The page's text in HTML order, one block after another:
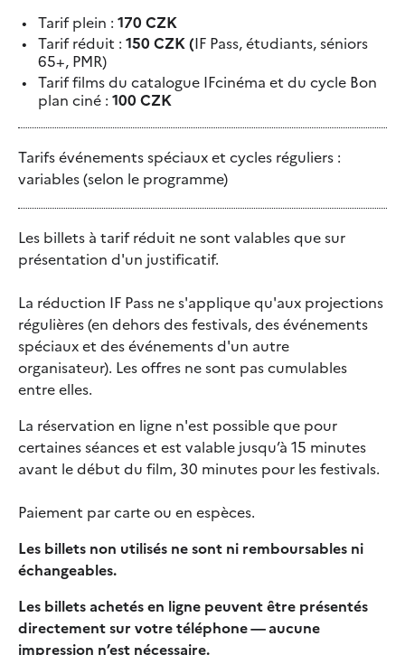
Tarif plein : 170 CZK
Tarif réduit : 150 CZK (IF Pass, étudiants, séniors
65+, PMR)
Tarif films du catalogue IFcinéma et du cycle Bon
plan ciné : 100 CZK
Tarifs événements spéciaux et cycles réguliers :
variables (selon le programme)
Les billets à tarif réduit ne sont valables que sur
présentation d'un justificatif.
La réduction IF Pass ne s'applique qu'aux projections
régulières (en dehors des festivals, des événements
spéciaux et des événements d'un autre
organisateur). Les offres ne sont pas cumulables
entre elles.
La réservation en ligne n'est possible que pour
certaines séances et est valable jusqu’à 15 minutes
avant le début du film, 30 minutes pour les festivals.
Paiement par carte ou en espèces.
Les billets non utilisés ne sont ni remboursables ni
échangeables.
Les billets achetés en ligne peuvent être présentés
directement sur votre téléphone — aucune
impression n’est nécessaire.